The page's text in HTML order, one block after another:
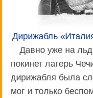
Дирижабль
Давно уже на
покинет лагерь
дирижабля была
мог и только